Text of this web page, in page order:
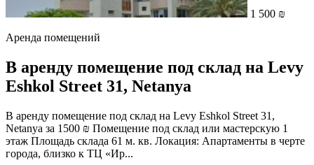
1 500 ₪
Аренда помещений
В аренду помещение под склад на Levy
Eshkol Street 31, Netanya
В аренду помещение под склад на Levy Eshkol Street 31,
Netanya за 1500 ₪ Помещение под склад или мастерскую 1
этаж Площадь склада 61 м. кв. Локация: Апартаменты в черте
города, близко к ТЦ «Ир...